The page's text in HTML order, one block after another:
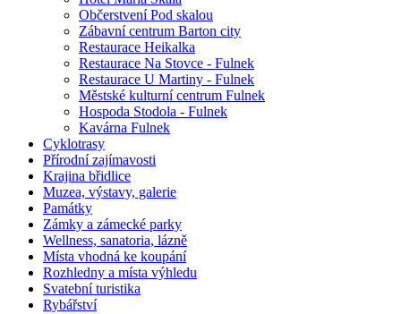
Občerstvení Pod skalou
Zábavní centrum Barton city
Restaurace Heikalka
Restaurace Na Stovce - Fulnek
Restaurace U Martiny - Fulnek
Městské kulturní centrum Fulnek
Hospoda Stodola - Fulnek
Kavárna Fulnek
Cyklotrasy
Přírodní zajímavosti
Krajina břidlice
Muzea, výstavy, galerie
Památky
Zámky a zámecké parky
Wellness, sanatoria, lázně
Místa vhodná ke koupání
Rozhledny a místa výhledu
Svatební turistika
Rybářství